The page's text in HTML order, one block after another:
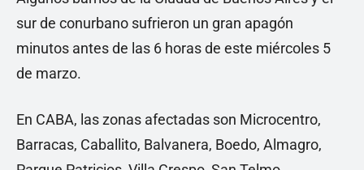
sur de conurbano sufrieron un gran apagón
minutos antes de las 6 horas de este miércoles 5
de marzo.
En CABA, las zonas afectadas son Microcentro,
Barracas, Caballito, Balvanera, Boedo, Almagro,